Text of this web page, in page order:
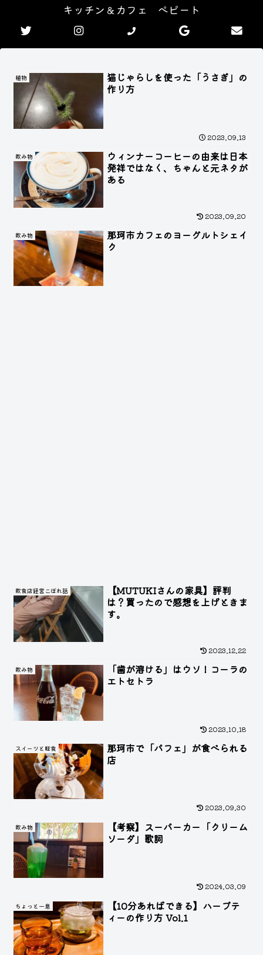
キッチン＆カフェ ぺピート
植物
猫じゃらしを使った「うさぎ」の
作り方
2023.09.13
飲み物
ウィンナーコーヒーの由来は日本
発祥ではなく、ちゃんと元ネタが
ある
2023.09.20
飲み物
那珂市カフェのヨーグルトシェイ
ク
飲食店経営こぼれ話
【MUTUKIさんの家具】評判
は？買ったので感想を上げときま
す。
2023.12.22
飲み物
「歯が溶ける」はウソ！コーラの
エトセトラ
2023.10.18
スイーツと軽食
那珂市で「パフェ」が食べられる
店
2023.09.30
飲み物
【考察】スーパーカー「クリーム
ソーダ」歌詞
2024.03.09
ちょっと一息
【10分あればできる】ハーブテ
ィーの作り方 Vol.1